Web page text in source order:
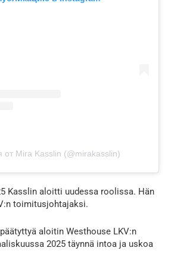
от Mira Kasslin (@mirakasslin)
Kasslin aloitti uudessa roolissa. Hän
toimitusjohtajaksi.
aloitin Westhouse LKV:n
2025 täynnä intoa ja uskoa